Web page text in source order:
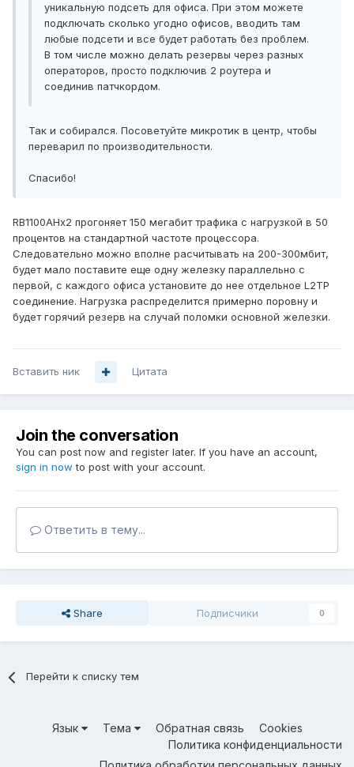
уникальную подсеть для офиса. При этом можете
подключать сколько угодно офисов, вводить там
любые подсети и все будет работать без проблем.
В том числе можно делать резервы через разных
операторов, просто подключив 2 роутера и
соединив патчкордом.
Так и собирался. Посоветуйте микротик в центр, чтобы
переварил по производительности.
Спасибо!
RB1100AHx2 прогоняет 150 мегабит трафика с нагрузкой в 50
процентов на стандартной частоте процессора.
Следовательно можно вполне расчитывать на 200-300мбит,
будет мало поставите еще одну железку параллельно с
первой, с каждого офиса установите до нее отдельное L2TP
соединение. Нагрузка распределится примерно поровну и
будет горячий резерв на случай поломки основной железки.
Вставить ник Цитата
Join the conversation
You can post now and register later. If you have an account,
sign in now to post with your account.
Ответить в тему...
Share Подписчики 0
Перейти к списку тем
Язык Тема Обратная связь
Cookies
Политика конфиденциальности